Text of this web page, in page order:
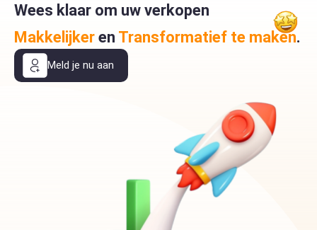
Wees klaar om uw verkopen
Makkelijker en Transformatief te maken.
Meld je nu aan